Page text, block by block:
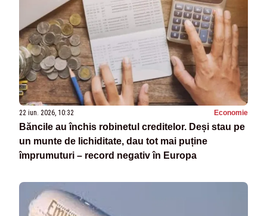
22 iun. 2026, 10:32 Economie
Băncile au închis robinetul creditelor. Deși stau pe
un munte de lichiditate, dau tot mai puține
împrumuturi – record negativ în Europa